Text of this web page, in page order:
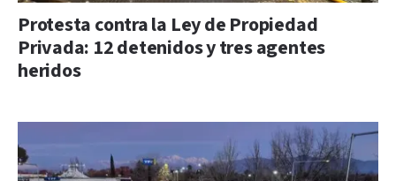
Protesta contra la Ley de Propiedad
Privada: 12 detenidos y tres agentes
heridos